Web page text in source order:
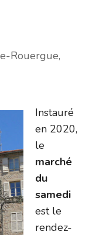
Rouergue,
Instauré
en 2020,
le
marché
du
samedi
est le
rendez-